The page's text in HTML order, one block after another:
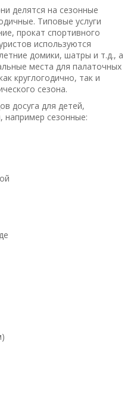
делятся на сезонные
Типовые услуги
прокат спортивного
используются
домики, шатры и т.д., а
места для палаточных
круглогодично, так и
сезона.
досуга для детей,
например сезонные: